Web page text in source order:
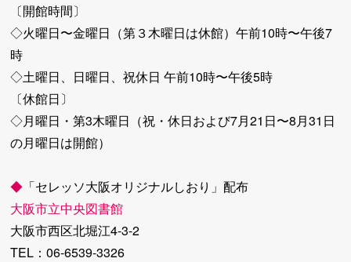
〔開館時間〕
◇火曜日〜金曜日（第３木曜日は休館）午前10時〜午後7
時
◇土曜日、日曜日、祝休日 午前10時〜午後5時
〔休館日〕
◇月曜日・第3木曜日（祝・休日および7月21日〜8月31日
の月曜日は開館）
◆ 「セレッソ大阪オリジナルしおり」配布
大阪市立中央図書館
大阪市西区北堀江4-3-2
TEL：06-6539-3326